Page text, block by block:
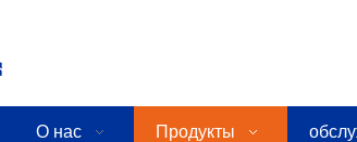
О нас Продукты